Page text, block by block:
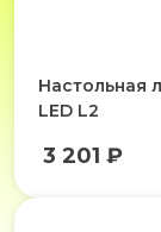
Настольная
LED L2
3 201 ₽